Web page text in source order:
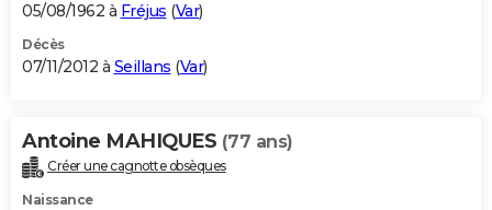
05/08/1962 à Fréjus (Var)
Décès
07/11/2012 à Seillans (Var)
Antoine MAHIQUES (77 ans)
Créer une cagnotte obsèques
Naissance